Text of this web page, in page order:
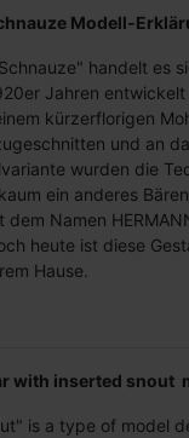
Modell-
handelt es
Jahren
kürzerflorigen
und an
wurden die
ein anderes
Namen
heute ist diese
Hause.
with inserted snout
is a type of model